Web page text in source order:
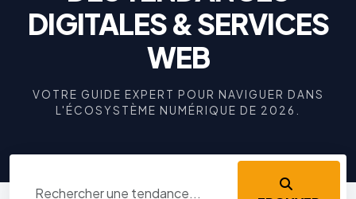
DIGITALES & SERVICES
WEB
VOTRE GUIDE EXPERT POUR NAVIGUER DANS
L'ÉCOSYSTÈME NUMÉRIQUE DE 2026.